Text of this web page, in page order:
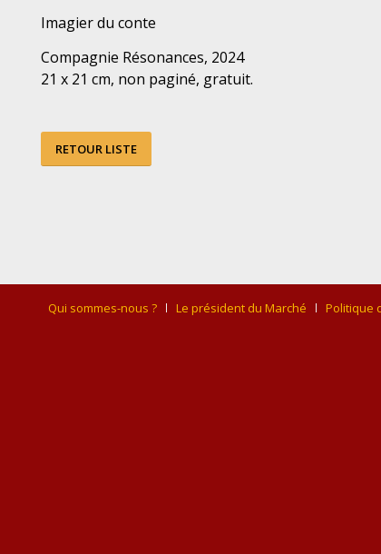
Imagier du conte
Compagnie Résonances, 2024
21 x 21 cm, non paginé, gratuit.
RETOUR LISTE
Qui sommes-nous ? Le président du Marché Politique